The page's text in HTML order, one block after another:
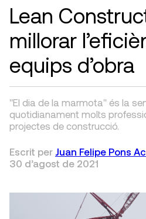
Lean
millorar
equips d’obra
"El dia de la marmota" és la
quotidianament molts
projectes de construcció.
Escrit per Juan Felipe Pons
30 d’agost de 2021